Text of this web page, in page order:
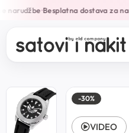
•Besplatna dostava za
-30%
VIDEO